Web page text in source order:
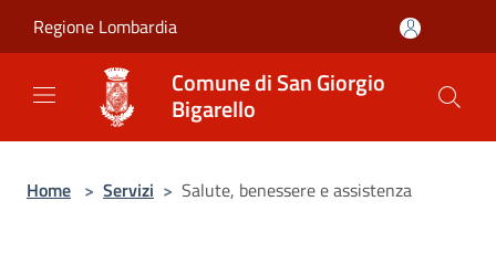
Regione Lombardia
Comune di San Giorgio
Bigarello
Home > Servizi > Salute, benessere e assistenza